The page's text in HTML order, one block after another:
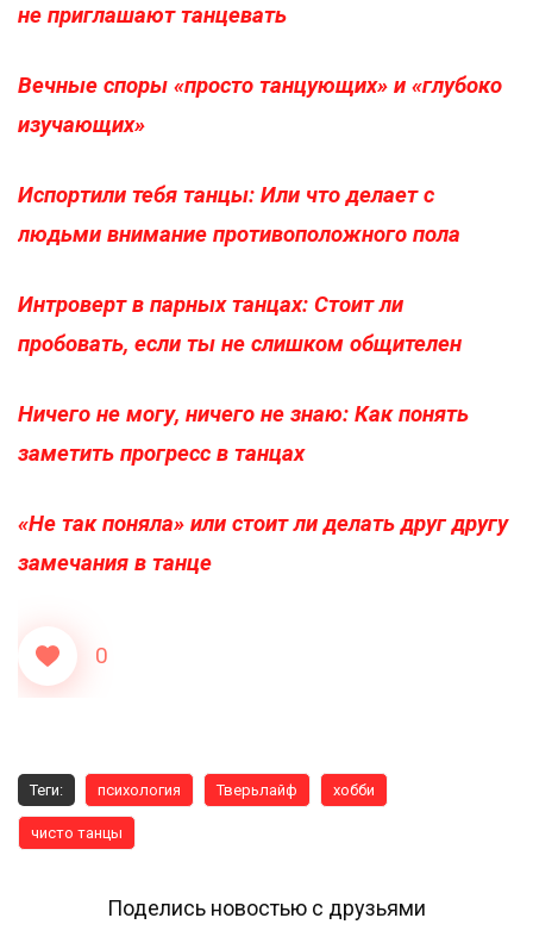
не приглашают танцевать
Вечные споры «просто танцующих» и «глубоко
изучающих»
Испортили тебя танцы: Или что делает с
людьми внимание противоположного пола
Интроверт в парных танцах: Стоит ли
пробовать, если ты не слишком общителен
Ничего не могу, ничего не знаю: Как понять
заметить прогресс в танцах
«Не так поняла» или стоит ли делать друг другу
замечания в танце
0
Теги: психология Тверьлайф хобби
чисто танцы
Поделись новостью с друзьями